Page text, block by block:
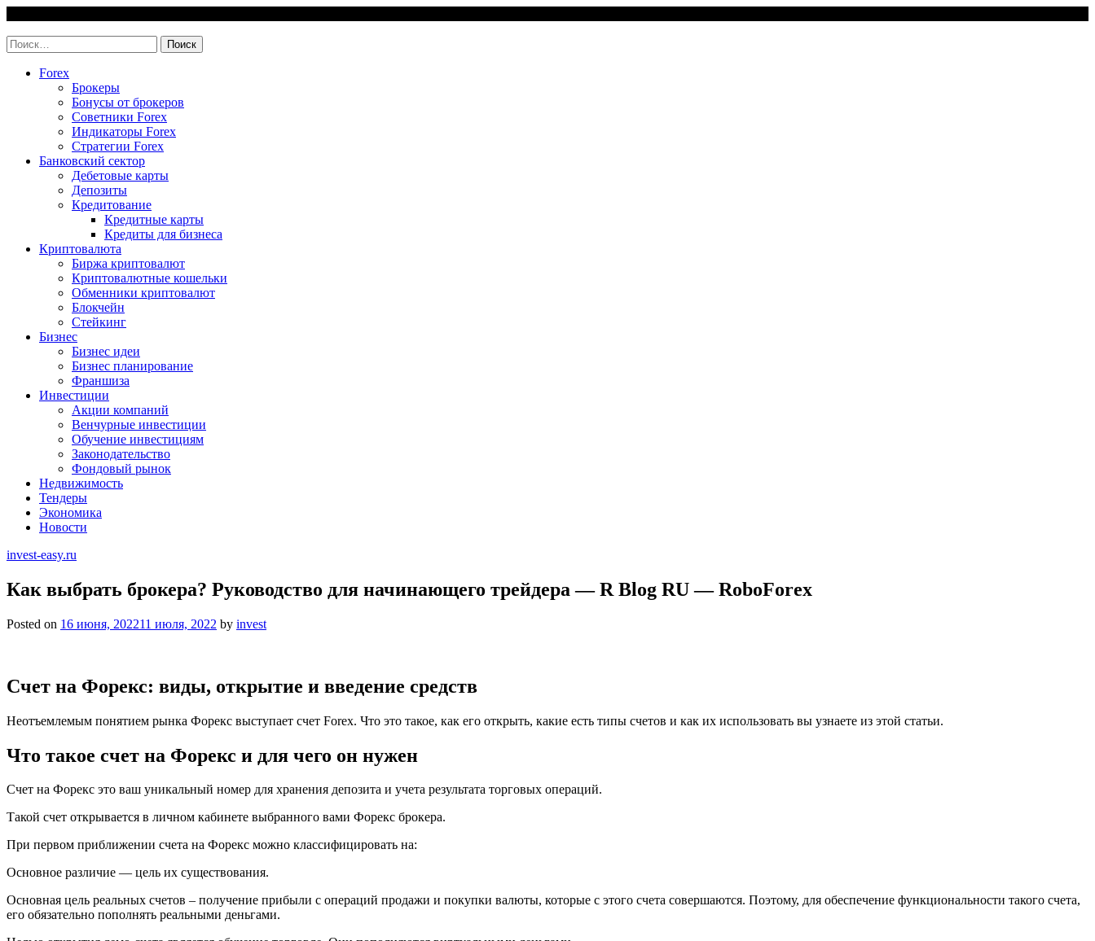
content
Найти:
Forex
Брокеры
Бонусы от брокеров
Советники Forex
Индикаторы Forex
Стратегии Forex
Банковский сектор
Дебетовые карты
Депозиты
Кредитование
Кредитные карты
Кредиты для бизнеса
Криптовалюта
Биржа криптовалют
Криптовалютные кошельки
Обменники криптовалют
Блокчейн
Стейкинг
Бизнес
Бизнес идеи
Бизнес планирование
Франшиза
Инвестиции
Акции компаний
Венчурные инвестиции
Обучение инвестициям
Законодательство
Фондовый рынок
Недвижимость
Тендеры
Экономика
Новости
invest-easy.ru
Как выбрать брокера? Руководство для начинающего трейдера — R Blog RU — RoboForex
Posted on 16 июня, 202211 июля, 2022 by invest
Счет на Форекс: виды, открытие и введение средств
Неотъемлемым понятием рынка Форекс выступает счет Forex. Что это такое, как его открыть, какие есть типы счетов и как их использовать вы узнаете из этой статьи.
Что такое счет на Форекс и для чего он нужен
Счет на Форекс это ваш уникальный номер для хранения депозита и учета результата торговых операций.
Такой счет открывается в личном кабинете выбранного вами Форекс брокера.
При первом приближении счета на Форекс можно классифицировать на:
Основное различие — цель их существования.
Основная цель реальных счетов – получение прибыли с операций продажи и покупки валюты, которые с этого счета совершаются. Поэтому, для обеспечение функциональности такого счета,
его обязательно пополнять реальными деньгами.